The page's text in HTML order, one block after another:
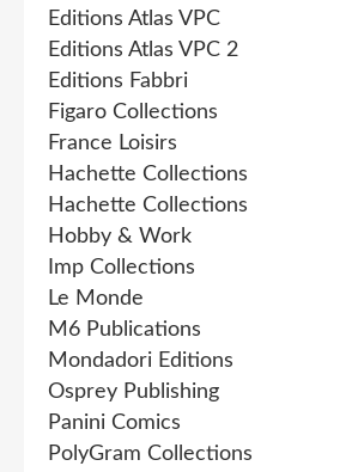
Editions Atlas VPC
Editions Atlas VPC 2
Editions Fabbri
Figaro Collections
France Loisirs
Hachette Collections
Hachette Collections
Hobby & Work
Imp Collections
Le Monde
M6 Publications
Mondadori Editions
Osprey Publishing
Panini Comics
PolyGram Collections